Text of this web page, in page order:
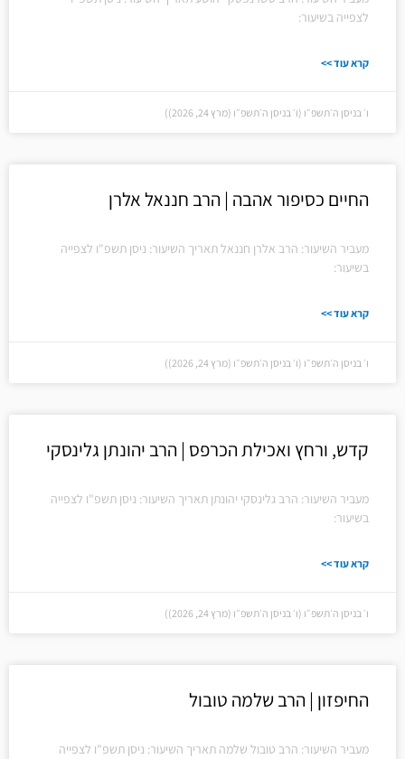
לצפייה בשיעור:
קרא עוד >>
ו׳ בניסן ה׳תשפ״ו (ו׳ בניסן ה׳תשפ״ו (מרץ 24, 2026))
החיים כסיפור אהבה | הרב חננאל אלרן
מעביר השיעור: הרב אלרן חננאל תאריך השיעור: ניסן תשפ"ו לצפייה
בשיעור:
קרא עוד >>
ו׳ בניסן ה׳תשפ״ו (ו׳ בניסן ה׳תשפ״ו (מרץ 24, 2026))
קדש, ורחץ ואכילת הכרפס | הרב יהונתן גלינסקי
מעביר השיעור: הרב גלינסקי יהונתן תאריך השיעור: ניסן תשפ"ו לצפייה
בשיעור:
קרא עוד >>
ו׳ בניסן ה׳תשפ״ו (ו׳ בניסן ה׳תשפ״ו (מרץ 24, 2026))
החיפזון | הרב שלמה טובול
מעביר השיעור: הרב טובול שלמה תאריך השיעור: ניסן תשפ"ו לצפייה